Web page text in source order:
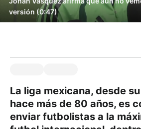
versión (0:47)
La liga mexicana, desde
hace más de 80 años, es
enviar futbolistas a la